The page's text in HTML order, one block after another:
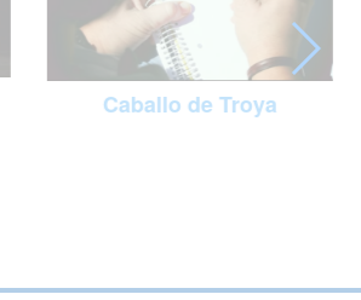
Caballo de Troya